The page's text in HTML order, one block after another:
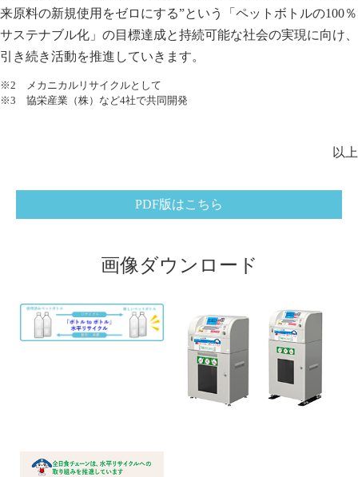
来原料の新規使用をゼロにする”という「ペットボトルの100％
サステナブル化」の目標達成と持続可能な社会の実現に向け、
引き続き活動を推進していきます。
※2 メカニカルリサイクルとして
※3 協栄産業（株）など4社で共同開発
以上
PDF版はこちら
画像ダウンロード